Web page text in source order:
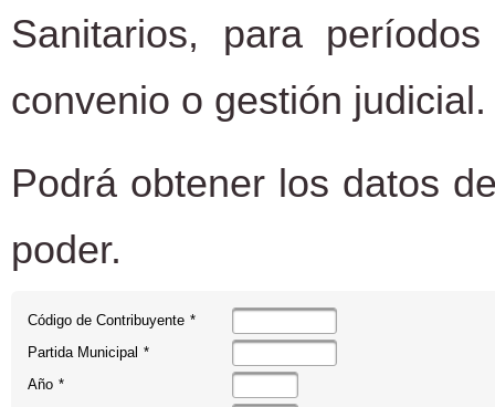
Sanitarios, para
convenio o gestión judicial.
Podrá obtener los datos
poder.
Código de Contribuyente *
Partida Municipal *
Año *